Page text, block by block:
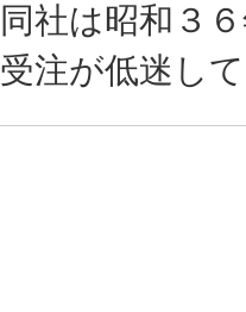
同社は昭和３
受注が低迷し